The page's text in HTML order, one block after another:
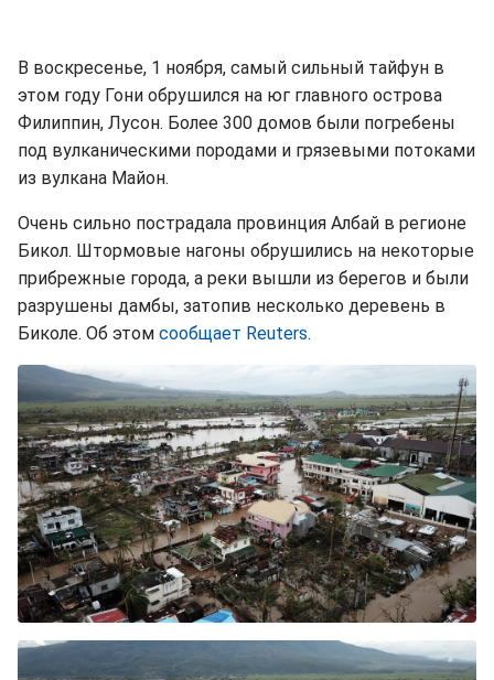
В воскресенье, 1 ноября, самый сильный тайфун в
этом году Гони обрушился на юг главного острова
Филиппин, Лусон. Более 300 домов были погребены
под вулканическими породами и грязевыми потоками
из вулкана Майон.
Очень сильно пострадала провинция Албай в регионе
Бикол. Штормовые нагоны обрушились на некоторые
прибрежные города, а реки вышли из берегов и были
разрушены дамбы, затопив несколько деревень в
Биколе. Об этом сообщает Reuters.